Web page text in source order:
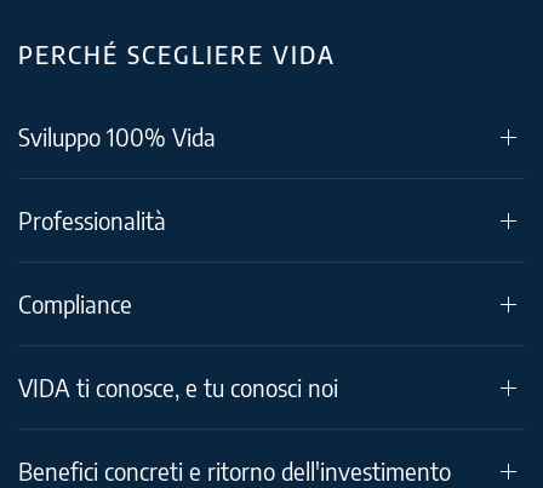
PERCHÉ SCEGLIERE VIDA
Sviluppo 100% Vida
Professionalità
Compliance
VIDA ti conosce, e tu conosci noi
Benefici concreti e ritorno dell'investimento